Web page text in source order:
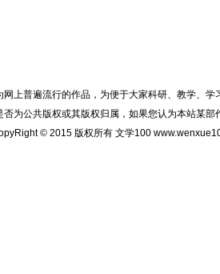
网上普遍流行的作品，为便于大家科研、教学、
为公共版权或其版权归属，如果您认为本站某
© 2015 版权所有 文学100